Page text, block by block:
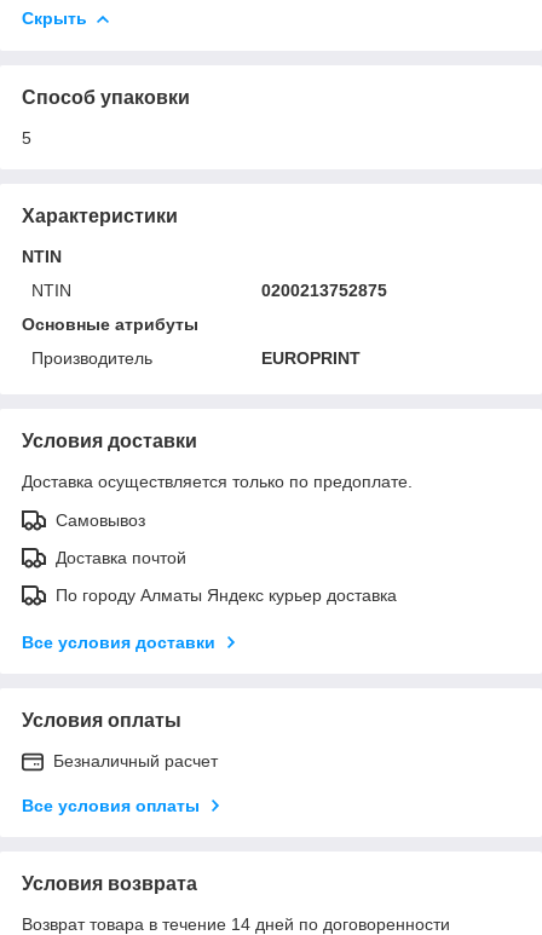
Скрыть
Способ упаковки
5
Характеристики
NTIN
NTIN
0200213752875
Основные атрибуты
Производитель
EUROPRINT
Условия доставки
Доставка осуществляется только по предоплате.
Самовывоз
Доставка почтой
По городу Алматы Яндекс курьер доставка
Все условия доставки
Условия оплаты
Безналичный расчет
Все условия оплаты
Условия возврата
Возврат товара в течение 14 дней по договоренности